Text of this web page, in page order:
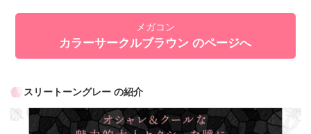
メガコン
カラーサークルブラウン のページへ
スリートーングレー の紹介